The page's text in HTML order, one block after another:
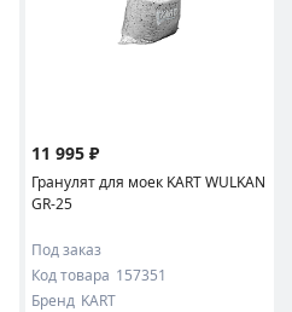
11 995 ₽
Гранулят для моек KART WULKAN
GR-25
Под заказ
Код товара 157351
Бренд KART